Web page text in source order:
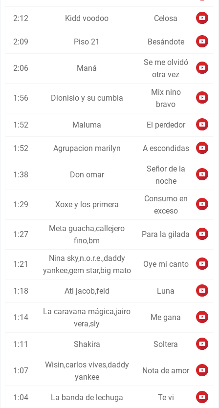
2:12 Kidd voodoo Celosa
2:09 Piso 21 Besándote
2:06 Maná
Se me olvidó
otra vez
1:56 Dionisio y su cumbia
Mix nino
bravo
1:52 Maluma El perdedor
1:52 Agrupacion marilyn A escondidas
1:38 Don omar
Señor de la
noche
1:29 Xoxe y los primera
Consumo en
exceso
1:27
Meta guacha,callejero
fino,bm
Para la gilada
1:21
Nina sky,n.o.r.e.,daddy
yankee,gem star,big mato
Oye mi canto
1:18 Atl jacob,feid Luna
1:14
La caravana mágica,jairo
vera,sly
Me gana
1:11 Shakira Soltera
1:07
Wisin,carlos vives,daddy
yankee
Nota de amor
1:04 La banda de lechuga Te vi